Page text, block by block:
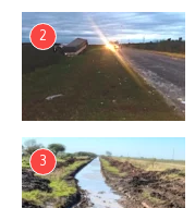
2
3